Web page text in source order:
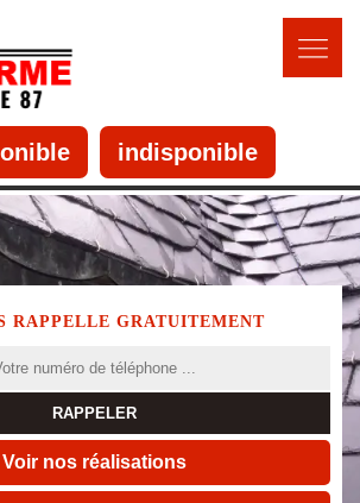
indisponible
RAPPELLE GRATUITEMENT
Voir nos réalisations